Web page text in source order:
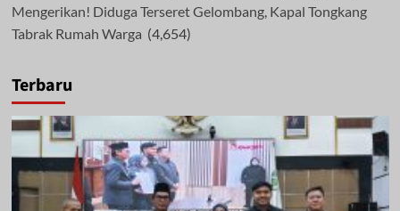
Mengerikan! Diduga Terseret Gelombang, Kapal Tongkang
Tabrak Rumah Warga (4,654)
Terbaru